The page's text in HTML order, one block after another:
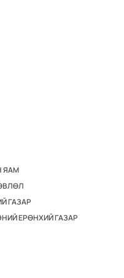
ЯАМ
ГАЗАР
ЕРӨНХИЙ ГАЗАР